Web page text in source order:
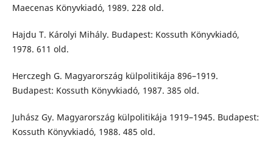
Maecenas Könyvkiadó, 1989. 228 old.
Hajdu T. Károlyi Mihály. Budapest: Kossuth Könyvkiadó,
1978. 611 old.
Herczegh G. Magyarország külpolitikája 896–1919.
Budapest: Kossuth Könyvkiadó, 1987. 385 old.
Juhász Gy. Magyarország külpolitikája 1919–1945. Budapest:
Kossuth Könyvkiadó, 1988. 485 old.